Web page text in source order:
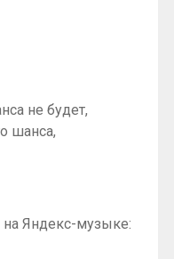
не будет,
шанса,
на Яндекс-музыке: